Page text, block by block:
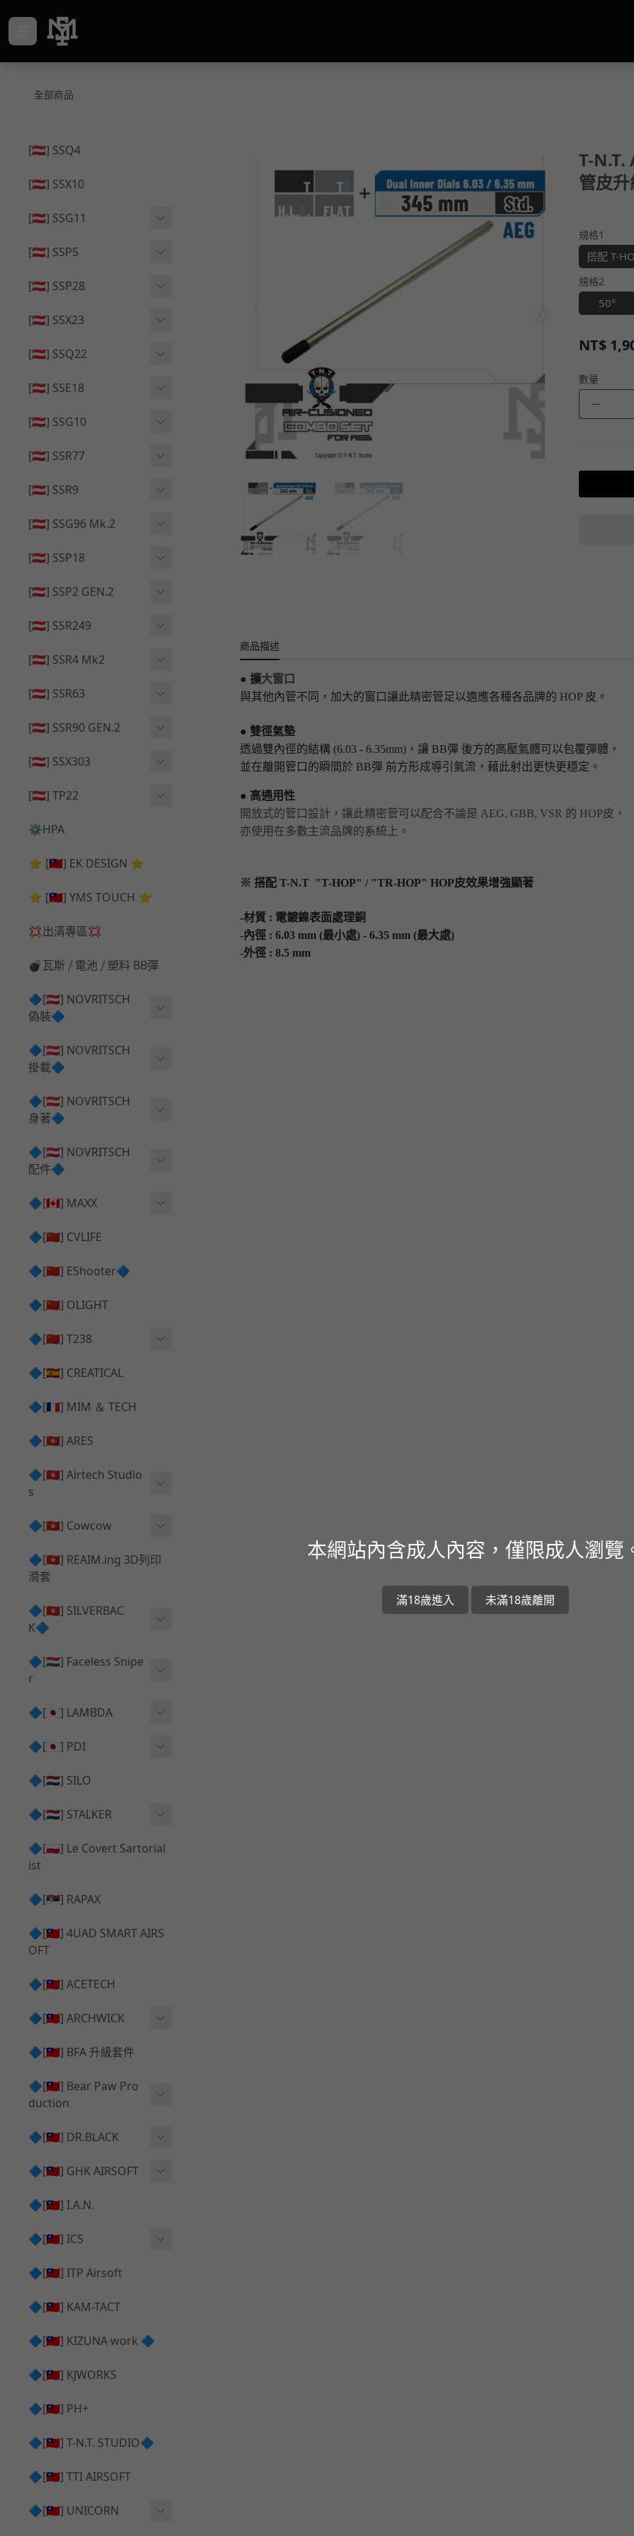
全部商品
[🇦🇹] SSQ4
[🇦🇹] SSX10
[🇦🇹] SSG11
🔄 原廠 ⧸ 零件
[🇦🇹] SSP5
🔄 原廠 ⧸ 零件
[🇦🇹] SSP28
🔄 原廠 ⧸ 零件
[🇦🇹] SSX23
🟦 主體 ⧸ 彈匣
[🇦🇹] SSQ22
🟦 主體 ⧸ 彈匣
[🇦🇹] SSE18
👁️‍🗨️ 外觀 ⧸ 色彩
[🇦🇹] SSG10
🟦 主體 ⧸ 彈匣
[🇦🇹] SSR77
🟦 主體 ⧸ 彈匣
[🇦🇹] SSR9
👁️‍🗨️ 外觀 ⧸ 色彩
[🇦🇹] SSG96 Mk.2
🆙 升級 ⧸ 部件
[🇦🇹] SSP18
👁️‍🗨️ 外觀 ⧸ 色彩
[🇦🇹] SSP2 GEN.2
🔄 原廠 ⧸ 零件
[🇦🇹] SSR249
🟦 主體 ⧸ 彈匣
[🇦🇹] SSR4 Mk2
🟦 主體 ⧸ 彈匣
[🇦🇹] SSR63
🆙 升級 ⧸ 部件
[🇦🇹] SSR90 GEN.2
🆙 升級 ⧸ 部件
[🇦🇹] SSX303
🔄 原廠 ⧸ 零件
🆙 升級 ⧸ 部件
[🇦🇹] TP22
🔄 原廠 ⧸ 零件
🆙 升級 ⧸ 部件
⚙️HPA
⭐ [🇹🇼] EK DESIGN ⭐
⭐ [🇹🇼] YMS TOUCH ⭐
💢出清專區💢
💣瓦斯 ⧸ 電池 ⧸ 塑料 BB彈
🔷[🇦🇹] NOVRITSCH
偽裝🔷
上衣夾克 ⧸ Jacket
兜帽 ⧸ Hood
手持 裝備 ⧸ 偽裝
披肩 ⧸ Shoulder Piece
onie
🔷[🇦🇹] NOVRITSCH
掛載🔷
AR ⧸ DMR 彈匣用
SMG ⧸ SSR90 彈匣用
腰包 ⧸ 萬用包
HPA 氣瓶袋 ⧸ 水袋包
手槍 彈匣用
🔷[🇦🇹] NOVRITSCH
身著🔷
闊邊帽 ⧸ Boonie Hat
戰術背心+前掛 ⧸ Plate Car
rier+Flap
tlebelt
護目鏡 ⧸ 除霧器
腰帶 ⧸ 腿掛
🔷[🇦🇹] NOVRITSCH
配件🔷
✅ 快拔槍套 ⧸ 槍背帶
✅ 槍架 ⧸ 訓練靶具 ⧸ 工具
🔷[🇨🇦] MAXX
AEG 活塞頭 ⧸ AEG Piston
HOP座 ⧸ HOP-UP
競速扳機 ⧸ Speed Trigger
彈匣釋放鈕 ⧸ Mag Releas
推嘴 ⧸ Nozzle
🔷[🇨🇳] CVLIFE
🔷[🇨🇳] EShooter🔷
🔷[🇨🇳] OLIGHT
🔷[🇨🇳] T238
電子扳機
發光器
🔷[🇪🇸] CREATICAL
🔷[🇫🇷] MIM ＆ TECH
🔷[🇭🇰] ARES
🔷[🇭🇰] Airtech Studio
s
VFC
G＆G
Krytac
KWA
Tokyo Marui
PROWIN
MAXX
SILVERBACK SRS
🔷[🇭🇰] Cowcow
TM Glock 系列
Action Army AAP01 系列
UMAREX VFC 系列
KWA⧸KSC系列
🔷[🇭🇰] REAIM.ing 3D列印
滑套
🔷[🇭🇰] SILVERBAC
K🔷
SRS ⧸ HTI 🟦 主體 ⧸ 彈匣
✅ 碳纖管 ⧸ 彈簧
TAC-41 👁️‍🗨️ 外觀 ⧸ 色彩
MDR-X 🟦 主體 ⧸ 彈匣
✅ 通用 ⧸ 精品
MDR-X 🔄 原廠 ⧸ 零件
TAC-41 🔄 原廠 ⧸ 零件
🔷[🇭🇺] Faceless Snipe
r
Mk23 ⧸ SSX23
SRS ⧸ HTI ⧸ TAC-41
🔷[🇯🇵] LAMBDA
Lambda 05 GBB 精密內管
Lambda 03 AEG 精密內管
Lambda 05 AEG 精密內管
🔷[🇯🇵] PDI
01 精密內管
05 精密內管
08 精密內管
🔷[🇳🇱] SILO
🔷[🇳🇱] STALKER
Action Army AAP01 升級
套件
HOP膠皮 ⧸ 下壓塊
件
[夢神⧸Morpheus] 不鏽鋼
內管
套件
[夢神⧸Morpheus] 碳鋼 內
管
🔷[🇵🇱] Le Covert Sartorial
ist
🔷[🇷🇸] RAPAX
🔷[🇹🇼] 4UAD SMART AIRS
OFT
🔷[🇹🇼] ACETECH
🔷[🇹🇼] ARCHWICK
衝鋒套件 Convertion Kit
MWS 升級組件
B＆T APC9 系列產品
B＆T SPR300系列產品
HOP膠皮
🔷[🇹🇼] BFA 升級套件
🔷[🇹🇼] Bear Paw Pro
duction
T-5000
🔷[🇹🇼] DR.BLACK
Hi-capa 彈匣外觀
維護保養
Hi-capa 上半外觀
Hi-capa 內部升級
🔷[🇹🇼] GHK AIRSOFT
AR ⧸ M4 GBB 原廠零件
AKM V3 主體 ＆ 原廠零件
G5 原廠零件
G17 GEN.3 原廠零件
AR ⧸ M4 GBB 升級套件
🔷[🇹🇼] I.A.N.
🔷[🇹🇼] ICS
Hi-Capa 維修零件
ICS 成槍
🔷[🇹🇼] ITP Airsoft
🔷[🇹🇼] KAM-TACT
🔷[🇹🇼] KIZUNA work 🔷
🔷[🇹🇼] KJWORKS
🔷[🇹🇼] PH+
🔷[🇹🇼] T-N.T. STUDIO🔷
🔷[🇹🇼] TTI AIRSOFT
🔷[🇹🇼] UNICORN
T-N.T.
管皮
規格1
搭配 T-
規格2
50°
NT$
數量
－
商品描述
● 擴大窗口
與其他內管不同，加大的窗口讓此精密管足以適應各種各品牌的 HOP 皮。
● 雙徑氣墊
透過雙內徑的結構 (6.03 - 6.35mm)，讓 BB彈 後方的高壓氣體可以包覆彈體，
並在離開管口的瞬間於 BB彈 前方形成導引氣流，藉此射出更快更穩定。
● 高通用性
開放式的管口設計，讓此精密管可以配合不論是 AEG, GBB, VSR 的 HOP皮，
亦使用在多數主流品牌的系統上。
※ 搭配 T-N.T "T-HOP" / "TR-HOP" HOP皮效果增強顯著
-材質 : 電鍍鎳表面處理銅
-內徑 :6.03 mm (最小處) - 6.35 mm (最大處)
-外徑 : 8.5 mm
本網站內含成人內容，僅限成人瀏覽
滿18歲進入 未滿18歲離開